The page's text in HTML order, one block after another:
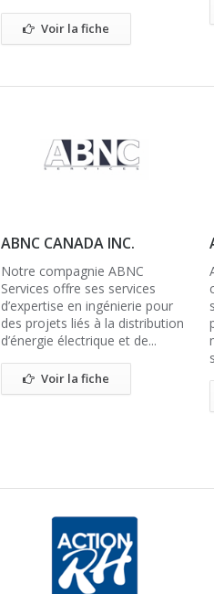
Voir la fiche
ABNC CANADA INC.
Notre compagnie ABNC
Services offre ses services
d’expertise en ingénierie pour
des projets liés à la distribution
d’énergie électrique et de...
Voir la fiche